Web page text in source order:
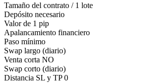
Tamaño del contrato / 1 lote
Depósito necesario
Valor de 1 pip
Apalancamiento financiero
Paso mínimo
Swap largo (diario)
Venta corta NO
Swap corto (diario)
Distancia SL y TP 0